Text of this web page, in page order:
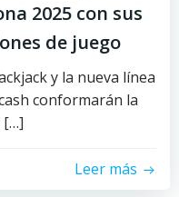
2025 con sus
de juego
y la nueva línea
conformarán la
[…]
Leer más